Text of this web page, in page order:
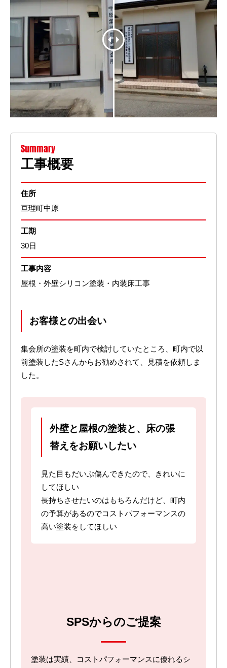
Summary
工事概要
住所
亘理町中原
工期
30日
工事内容
屋根・外壁シリコン塗装・内装床工事
お客様との出会い
集会所の塗装を町内で検討していたところ、町内で以
前塗装したSさんからお勧めされて、見積を依頼しま
した。
外壁と屋根の塗装と、床の張
替えをお願いしたい
見た目もだいぶ傷んできたので、きれいに
してほしい
長持ちさせたいのはもちろんだけど、町内
の予算があるのでコストパフォーマンスの
高い塗装をしてほしい
SPSからのご提案
塗装は実績、コストパフォーマンスに優れるシ